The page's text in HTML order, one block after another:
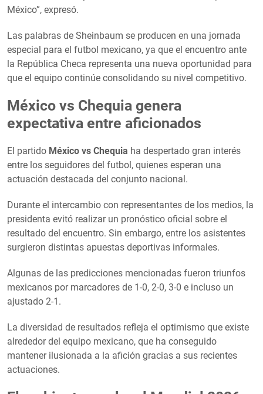
México”, expresó.
Las palabras de Sheinbaum se producen en una jornada
especial para el futbol mexicano, ya que el encuentro ante
la República Checa representa una nueva oportunidad para
que el equipo continúe consolidando su nivel competitivo.
México vs Chequia genera
expectativa entre aficionados
El partido México vs Chequia ha despertado gran interés
entre los seguidores del futbol, quienes esperan una
actuación destacada del conjunto nacional.
Durante el intercambio con representantes de los medios, la
presidenta evitó realizar un pronóstico oficial sobre el
resultado del encuentro. Sin embargo, entre los asistentes
surgieron distintas apuestas deportivas informales.
Algunas de las predicciones mencionadas fueron triunfos
mexicanos por marcadores de 1-0, 2-0, 3-0 e incluso un
ajustado 2-1.
La diversidad de resultados refleja el optimismo que existe
alrededor del equipo mexicano, que ha conseguido
mantener ilusionada a la afición gracias a sus recientes
actuaciones.